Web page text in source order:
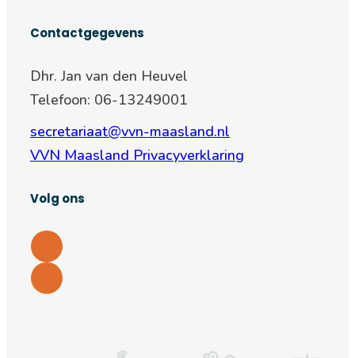
Contactgegevens
Dhr. Jan van den Heuvel
Telefoon: 06-13249001
secretariaat@vvn-maasland.nl
VVN Maasland Privacyverklaring
Volg ons